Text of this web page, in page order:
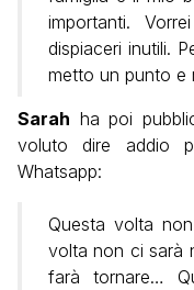
importanti.
dispiaceri inutili.
metto un punto e
Sarah ha poi
voluto dire addio
Whatsapp:
Questa volta
volta non ci sarà
farà tornare…